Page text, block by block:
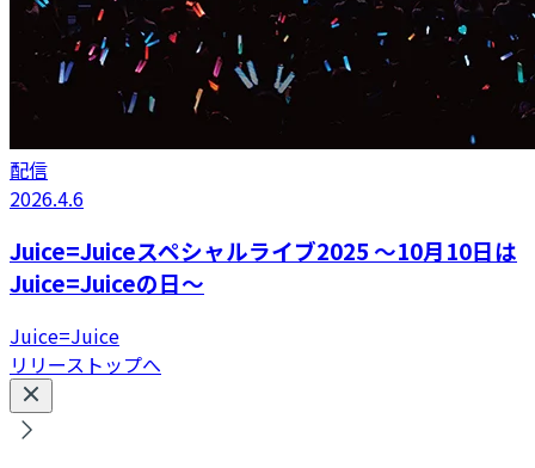
配信
2026.4.6
Juice=Juiceスペシャルライブ2025 ～10月10日は
Juice=Juiceの日～
Juice=Juice
リリーストップへ